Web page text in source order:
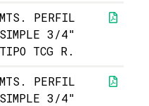
MTS. PERFIL
SIMPLE 3/4"
TIPO TCG R.
MTS. PERFIL
SIMPLE 3/4"